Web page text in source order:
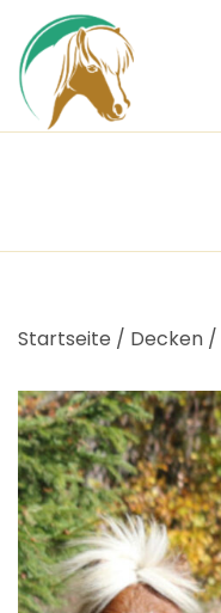
content
Startseite / Decken /